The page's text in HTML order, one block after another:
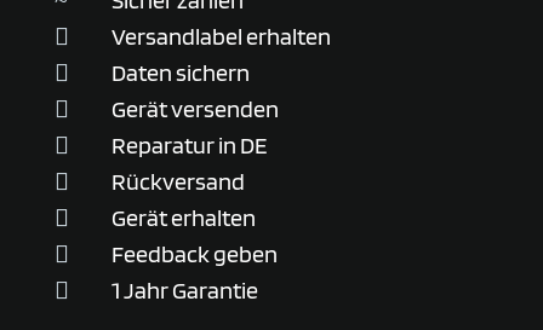
 Versandlabel erhalten
 Daten sichern
 Gerät versenden
 Reparatur in DE
 Rückversand
 Gerät erhalten
 Feedback geben
 1 Jahr Garantie